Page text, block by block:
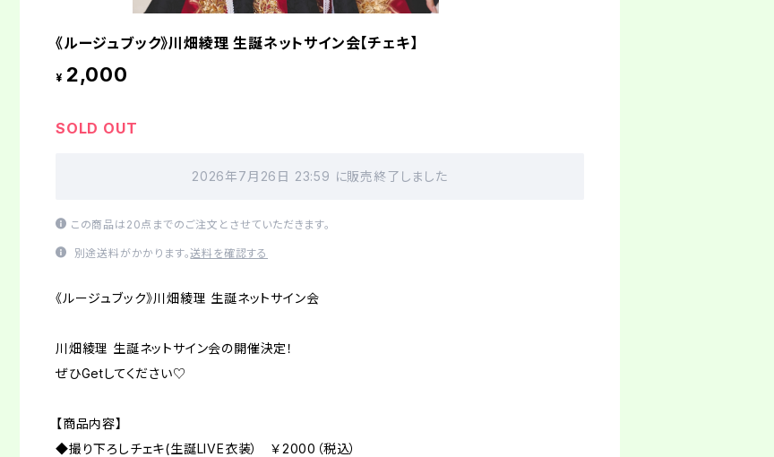
《ルージュブック》川畑綾理 生誕ネットサイン会【チェキ】
¥ 2,000
SOLD OUT
2026年7月26日 23:59 に販売終了しました
この商品は20点までのご注文とさせていただきます。
別途送料がかかります。送料を確認する
《ルージュブック》川畑綾理 生誕ネットサイン会
川畑綾理 生誕ネットサイン会の開催決定！
ぜひGetしてください♡
【商品内容】
◆撮り下ろしチェキ(生誕LIVE衣装） ￥2000（税込）